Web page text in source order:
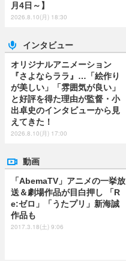
月4日～】
2026.8.10(月) 18:30
インタビュー
オリジナルアニメーション
『さよならララ』…「絵作り
が美しい」「雰囲気が良い」
と好評を得た理由が監督・小
出卓史のインタビューから見
えてきた！
2026.8.10(月) 17:00
動画
「AbemaTV」アニメの一挙放
送＆劇場作品が目白押し 「R
e:ゼロ」「うたプリ」新海誠
作品も
2017.3.18(土) 9:06